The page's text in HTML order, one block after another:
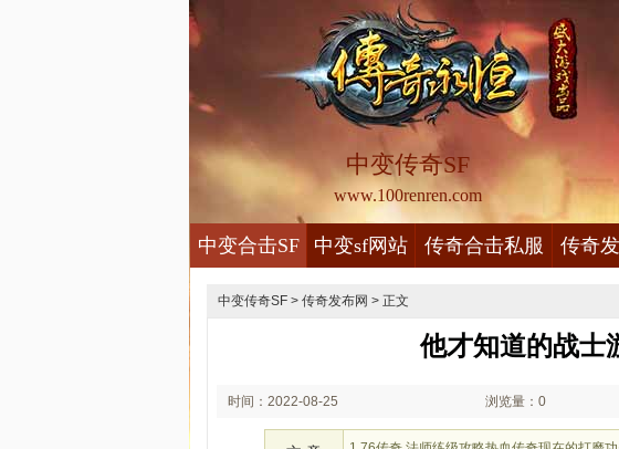
中变传奇SF
www.100renren.com
中变合击SF 中变sf网站 传奇合击私服 传奇
中变传奇SF > 传奇发布网 > 正文
他才知道的战士
时间：2022-08-25 浏览量：0